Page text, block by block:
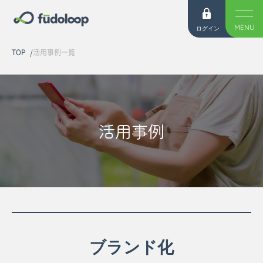
ログイン MENU
TOP 活用事例一覧
活用事例
ブランド化